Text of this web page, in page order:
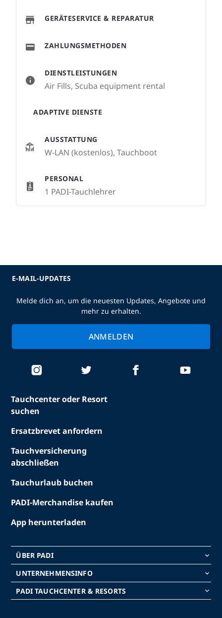
DIENSTLEISTUNGEN
Air Fills, Scuba equipment rental
ADAPTIVE DIENSTE
AUSSTATTUNG
W-LAN (kostenlos), Tauchboot
PERSONAL
1 PADI-Tauchlehrer
GERÄTESERVICE & REPARATUR
ZAHLUNGSMETHODEN
Tauchcenter oder Resort
suchen
Ersatzbrevet anfordern
Tauchversicherung
abschließen
Tauchurlaub buchen
PADI-Merchandise kaufen
App herunterladen
ÜBER PADI keyboard_arrow_down
UNTERNEHMENSINFO keyboard_arrow_down
PADI TAUCHCENTER & RESORTS keyboard_arrow_down
E-MAIL-UPDATES
Melde dich an, um die neuesten Updates, Angebote und
mehr zu erhalten.
ANMELDEN